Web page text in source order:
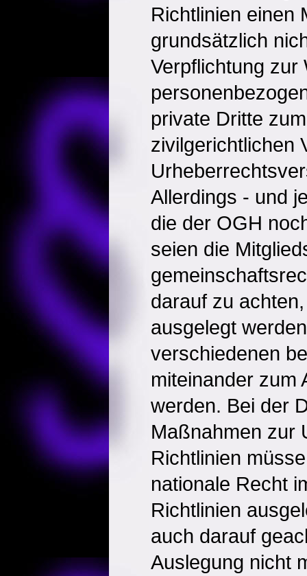
Richtlinien einen
grundsätzlich
Verpflichtung zur
private Dritte
zivilgerichtlichen
Allerdings - und
die der OGH
seien die
darauf zu
ausgelegt
verschiedenen
miteinander zum
werden. Bei der
Maßnahmen zur
Richtlinien
nationale Recht
Richtlinien
auch darauf
Auslegung nicht